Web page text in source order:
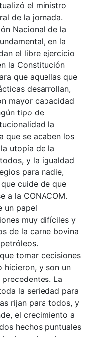
el ministro
de la jornada.
Nacional de la
en la
el libre ejercicio
la Constitución
que aquellas que
desarrollan,
mayor capacidad
tipo de
la
que se acaben los
utopía de la
y la igualdad
para nadie,
cuide de que
a la CONACOM.
un papel
muy difíciles y
de la carne bovina
tomar decisiones
hicieron, y son un
La
la seriedad para
rijan para todos, y
el crecimiento a
hechos puntuales